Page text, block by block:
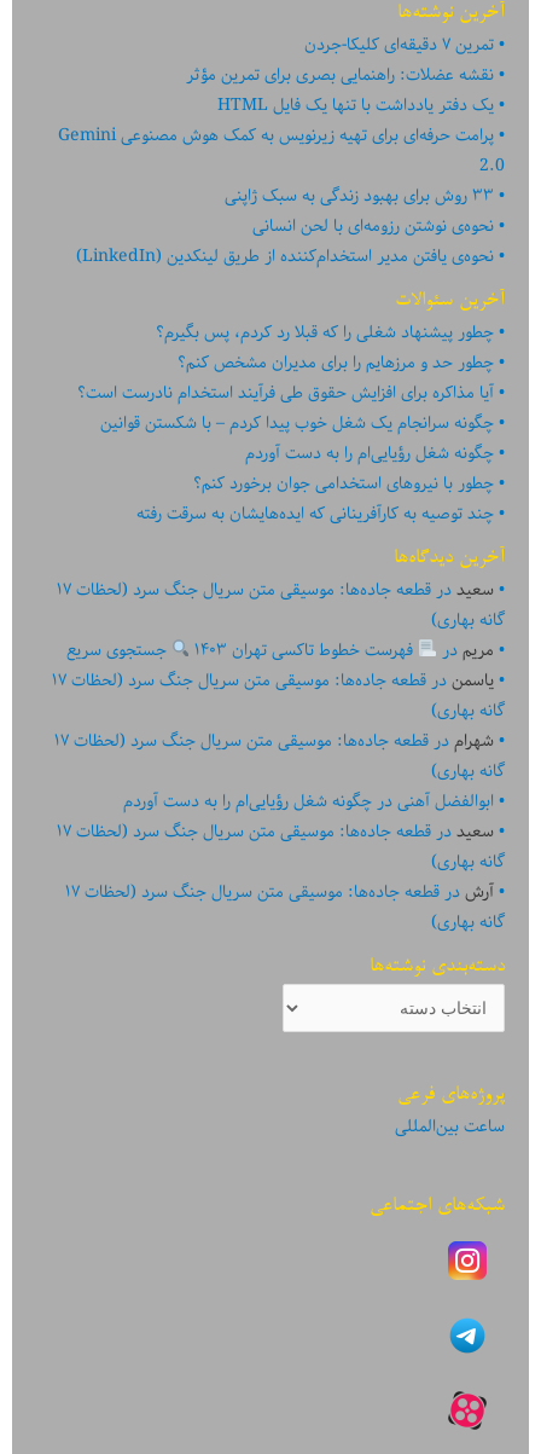
آخرین نوشته‌ها
تمرین ۷ دقیقه‌ای کلیکا-جردن
نقشه عضلات: راهنمایی بصری برای تمرین مؤثر
یک دفتر یادداشت با تنها یک فایل HTML
پرامت حرفه‌ای برای تهیه زیرنویس به کمک هوش مصنوعی Gemini
2.0
۳۳ روش برای بهبود زندگی به سبک ژاپنی
نحوه‌ی نوشتن رزومه‌ای با لحن انسانی
نحوه‌ی یافتن مدیر استخدام‌کننده از طریق لینکدین (LinkedIn)
آخرین سئوالات
چطور پیشنهاد شغلی را که قبلا رد کردم، پس بگیرم؟
چطور حد و مرزهایم را برای مدیران مشخص کنم؟
آیا مذاکره برای افزایش حقوق طی فرآیند استخدام نادرست است؟
چگونه سرانجام یک شغل خوب پیدا کردم – با شکستن قوانین
چگونه شغل رؤیایی‌ام را به دست آوردم
چطور با نیروهای استخدامی جوان برخورد کنم؟
چند توصیه به کارآفرینانی که ایده‏‏‌‏‏‌هایشان به سرقت رفته
آخرین دیدگاه‌ها
سعیددر
قطعه جاده‌ها: موسیقی متن سریال جنگ سرد (لحظات ۱۷
گانه بهاری)
مریمدر فهرست خطوط تاکسی تهران ۱۴۰۳
جستجوی سریع
یاسمندر
قطعه جاده‌ها: موسیقی متن سریال جنگ سرد (لحظات ۱۷
گانه بهاری)
شهرامدر
قطعه جاده‌ها: موسیقی متن سریال جنگ سرد (لحظات ۱۷
گانه بهاری)
ابوالفضل آهنیدر چگونه شغل رؤیایی‌ام را به دست آوردم
سعیددر
قطعه جاده‌ها: موسیقی متن سریال جنگ سرد (لحظات ۱۷
گانه بهاری)
آرشدر
قطعه جاده‌ها: موسیقی متن سریال جنگ سرد (لحظات ۱۷
گانه بهاری)
دسته‌بندی نوشته‌ها
دسته‌بندی
نوشته‌ها
پروژه‌های فرعی
ساعت بین‌المللی
شبکه‌های اجتماعی